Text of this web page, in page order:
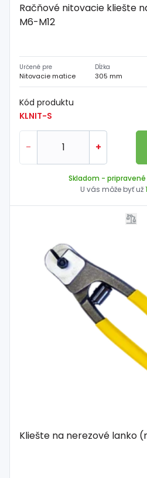
Račňové nitovacie kliešte
M6-M12
Určené pre
Nitovacie matice
Dĺžka
305 mm
Kód produktu
KLNIT-S
- +
Skladom -
U vás môže byť už
Kliešte na nerezové lanko